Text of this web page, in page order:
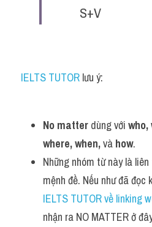
S+V
IELTS TUTOR lưu ý:
No matter dùng với who,
where, when, và how.
Những nhóm từ này là
mệnh đề. Nếu như đã đọc
IELTS TUTOR về linking
nhận ra NO MATTER ở